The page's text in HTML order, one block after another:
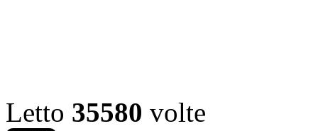
Letto 35580 volte